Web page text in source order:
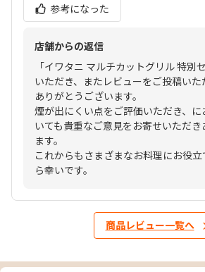
参考になった
店舗からの返信
「イワタニ マルチカットグリル 特別
いただき、またレビューをご投稿い
ありがとうございます。
煙が出にくい点をご評価いただき、
いても貴重なご意見をお寄せいただ
ます。
これからもさまざまなお料理にお役
ら幸いです。
商品レビュー一覧へ